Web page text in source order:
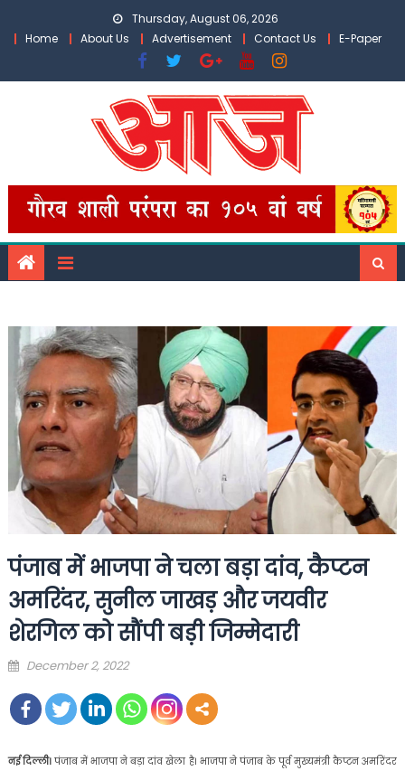
Thursday, August 06, 2026
Home
About Us Advertisement Contact Us E-Paper
पंजाब में भाजपा ने चला बड़ा दांव, कैप्टन
अमरिंदर, सुनील जाखड़ और जयवीर
शेरगिल को सौंपी बड़ी जिम्मेदारी
Posted
December 2, 2022
नई दिल्ली।पंजाब में भाजपा ने बड़ा दांव खेला है। भाजपा ने पंजाब के पूर्व मुख्यमंत्री कैप्टन अमरिंदर